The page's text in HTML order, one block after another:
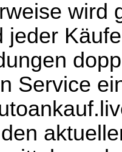
wird
jeder
Service